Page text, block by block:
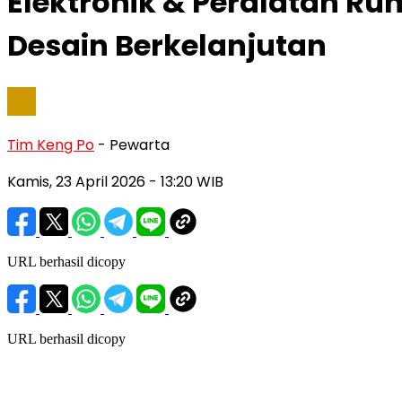
Desain Berkelanjutan
Tim Keng Po - Pewarta
Kamis, 23 April 2026 - 13:20 WIB
URL berhasil dicopy
URL berhasil dicopy